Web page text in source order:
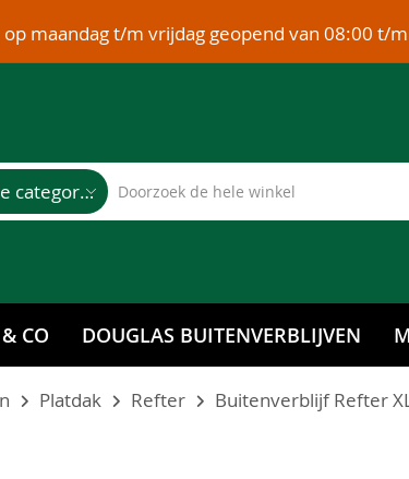
maandag t/m vrijdag geopend van 08:00
Alle categorieën
CO DOUGLAS BUITENVERBLIJVEN
Platdak Refter Buitenverblijf Refter